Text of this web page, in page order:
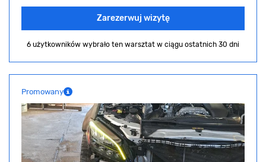
Zarezerwuj wizytę
6 użytkowników wybrało ten warsztat w ciągu ostatnich 30 dni
Promowany